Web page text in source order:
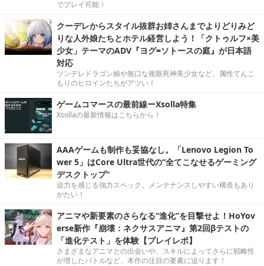
でプレイ可能！
クーデレからスタイル抜群お姉さんまでよりどりみど
りな人外娘たちとホテル経営しよう！「クトゥルフ×美
少女」テーマのADV『ヨグ=ソトースの庭』が日本語
対応
ツンデレドラゴン娘や無口な複眼死神美少女など、属性てんこ
もりのヒロインたちがアツい！
ゲームコマースの最前線ーXsolla特集
Xsollaの最新情報はこちらから！
AAAゲームも制作も妥協なし。「Lenovo Legion To
wer 5」はCore Ultra世代の“全てこなせるゲーミング
デスクトップ”
迫力を感じる強力スペック。メンテナンスしやすい構造もあり
がたい！
アニマや新要素のさらなる“進化”を目撃せよ！HoYov
erse新作『崩壊：ネクサスアニマ』第2回βテストの
「進化テスト」を体験【プレイレポ】
さまざまなアニマとの出会いや、スキルによってさらに戦略性
が増したバトルなど、本作の注目の要素に迫ります！